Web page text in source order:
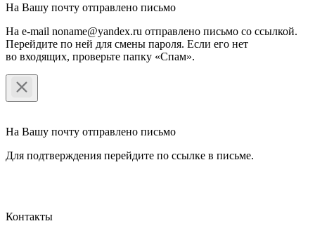
На Вашу почту отправлено письмо
На e-mail noname@yandex.ru отправлено письмо со ссылкой.
Перейдите по ней для смены пароля. Если его нет
во входящих, проверьте папку «Спам».
На Вашу почту отправлено письмо
Для подтверждения перейдите по ссылке в письме.
Контакты